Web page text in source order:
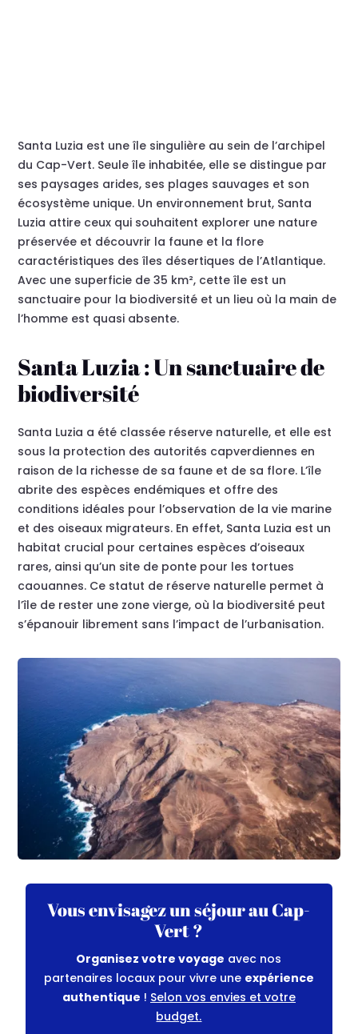
Santa Luzia est une île singulière au sein de l’archipel
du Cap-Vert. Seule île inhabitée, elle se distingue par
ses paysages arides, ses plages sauvages et son
écosystème unique. Un environnement brut, Santa
Luzia attire ceux qui souhaitent explorer une nature
préservée et découvrir la faune et la flore
caractéristiques des îles désertiques de l’Atlantique.
Avec une superficie de 35 km², cette île est un
sanctuaire pour la biodiversité et un lieu où la main de
l’homme est quasi absente.
Santa Luzia : Un sanctuaire de
biodiversité
Santa Luzia a été classée réserve naturelle, et elle est
sous la protection des autorités capverdiennes en
raison de la richesse de sa faune et de sa flore. L’île
abrite des espèces endémiques et offre des
conditions idéales pour l’observation de la vie marine
et des oiseaux migrateurs. En effet, Santa Luzia est un
habitat crucial pour certaines espèces d’oiseaux
rares, ainsi qu’un site de ponte pour les tortues
caouannes. Ce statut de réserve naturelle permet à
l’île de rester une zone vierge, où la biodiversité peut
s’épanouir librement sans l’impact de l’urbanisation.
Vous envisagez un séjour au Cap-
Vert ?
Organisez votre voyage avec nos
partenaires locaux pour vivre une expérience
authentique ! Selon vos envies et votre
budget.